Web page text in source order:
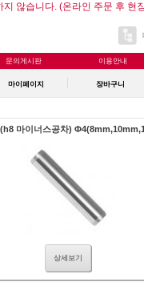
지 않습니다. (온라인 주문 후 현
문의게시판 이용안내
마이페이지 장바구니
마이너스공차)
상세보기